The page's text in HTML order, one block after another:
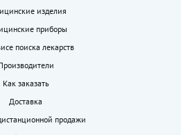
изделия
приборы
поиска лекарств
Как заказать
Доставка
продажи